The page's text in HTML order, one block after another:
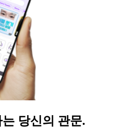
당신의 관문.